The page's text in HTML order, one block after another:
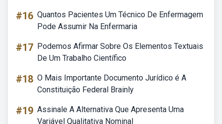
#16 Quantos Pacientes Um Técnico De Enfermagem
Pode Assumir Na Enfermaria
#17 Podemos Afirmar Sobre Os Elementos Textuais
De Um Trabalho Científico
#18 O Mais Importante Documento Jurídico é A
Constituição Federal Brainly
#19 Assinale A Alternativa Que Apresenta Uma
Variável Qualitativa Nominal